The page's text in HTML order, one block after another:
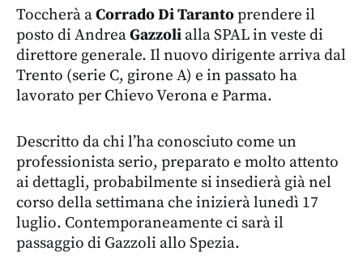
Toccherà aCorrado Di Tarantoprendere il
posto di AndreaGazzoli alla SPAL in veste di
direttore generale. Il nuovo dirigente arriva dal
Trento (serie C, girone A) e in passato ha
lavorato per Chievo Verona e Parma.
Descritto da chi l’ha conosciuto come un
professionista serio, preparato e molto attento
ai dettagli, probabilmente si insedierà già nel
corso della settimana che inizierà lunedì 17
luglio. Contemporaneamente ci sarà il
passaggio di Gazzoli allo Spezia.